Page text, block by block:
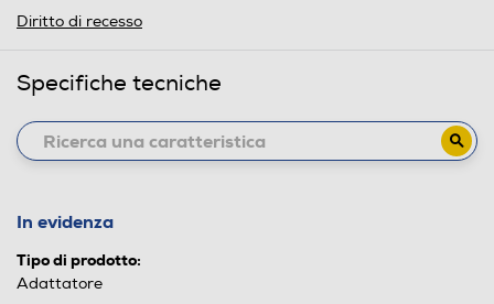
Diritto di recesso
Specifiche tecniche
In evidenza
Tipo di prodotto:
Adattatore